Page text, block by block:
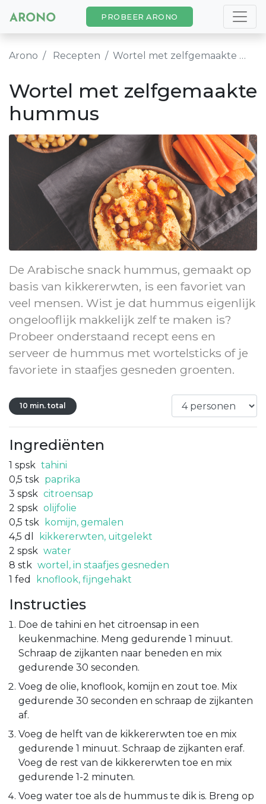
PROBEER ARONO
Arono Recepten Wortel met zelfgemaakte hummus
Wortel met zelfgemaakte
hummus
De Arabische snack hummus, gemaakt op
basis van kikkererwten, is een favoriet van
veel mensen. Wist je dat hummus eigenlijk
ongelooflijk makkelijk zelf te maken is?
Probeer onderstaand recept eens en
serveer de hummus met wortelsticks of je
favoriete in staafjes gesneden groenten.
10 min. total
Ingrediënten
1 spsk tahini
0,5 tsk paprika
3 spsk citroensap
2 spsk olijfolie
0,5 tsk
komijn, gemalen
4,5 dl
kikkererwten, uitgelekt
2 spsk water
8 stk wortel, in staafjes gesneden
1 fed knoflook, fijngehakt
Instructies
Doe de tahini en het citroensap in een
keukenmachine. Meng gedurende 1 minuut.
Schraap de zijkanten naar beneden en mix
gedurende 30 seconden.
Voeg de olie, knoflook, komijn en zout toe. Mix
gedurende 30 seconden en schraap de zijkanten
af.
Voeg de helft van de kikkererwten toe en mix
gedurende 1 minuut. Schraap de zijkanten eraf.
Voeg de rest van de kikkererwten toe en mix
gedurende 1-2 minuten.
Voeg water toe als de hummus te dik is. Breng op